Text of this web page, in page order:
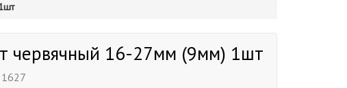
червячный 16-27мм (9мм) 1шт
1627